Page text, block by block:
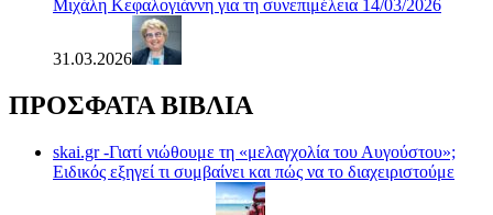
Μιχάλη Κεφαλογιάννη για τη συνεπιμέλεια 14/03/2026
31.03.2026
ΠΡΟΣΦΑΤΑ ΒΙΒΛΙΑ
skai.gr -Γιατί νιώθουμε τη «μελαγχολία του Αυγούστου»;
Ειδικός εξηγεί τι συμβαίνει και πώς να το διαχειριστούμε